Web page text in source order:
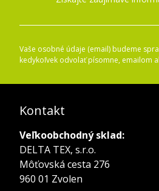
Vaše osobné údaje (email) budeme
kedykoľvek odvolať písomne, emailom
Kontakt
Veľkoobchodný sklad:
DELTA TEX, s.r.o.
Môťovská cesta 276
960 01 Zvolen